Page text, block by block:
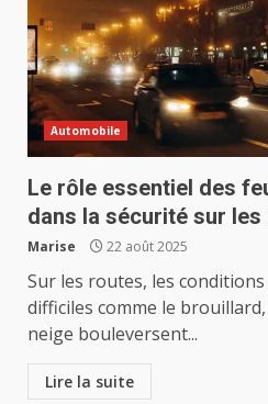
Automobile
Le rôle essentiel des
dans la sécurité sur les
Marise 22 août 2025
Sur les routes, les
difficiles comme le
neige bouleversent...
Lire la suite